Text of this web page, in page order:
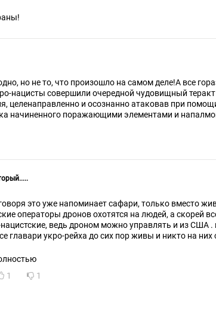
но не то, что произошло на самом деле!А все
нацисты совершили очередной чудовищный
начиненного поражающими элементами и
пассивность и беспомощность тех кто у
с террористами,рано или поздно переполнит чашу
это уже напоминает сафари, только вместо
операторы дронов охотятся на людей, а скорей
ведь дроном можно управлять и из США .
главари укро-рейха до сих пор живы и никто на них
1 1